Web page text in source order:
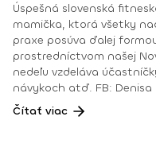
Úspešná slovenská
mamička, ktorá všetky
praxe posúva ďalej
prostredníctvom našej
nedeľu vzdeláva
návykoch
Čítať viac